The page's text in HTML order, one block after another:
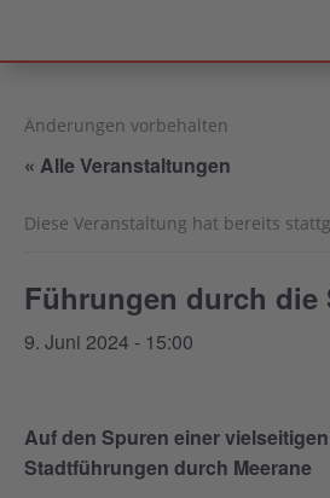
Änderungen vorbehalten
« Alle Veranstaltungen
Diese Veranstaltung hat bereits
Führungen durch die
9. Juni 2024 - 15:00
Auf den Spuren einer
Stadtführungen durch Meerane